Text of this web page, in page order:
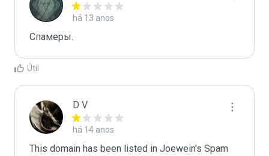
há 13 anos
Спамеры.
Útil
D V
há 14 anos
This domain has been listed in Joewein's Spam